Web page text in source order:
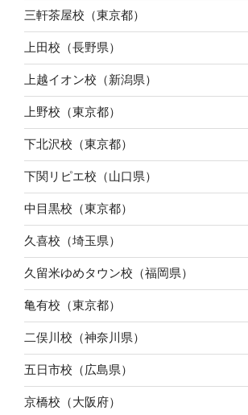
三軒茶屋校（東京都）
上田校（長野県）
上越イオン校（新潟県）
上野校（東京都）
下北沢校（東京都）
下関リピエ校（山口県）
中目黒校（東京都）
久喜校（埼玉県）
久留米ゆめタウン校（福岡県）
亀有校（東京都）
二俣川校（神奈川県）
五日市校（広島県）
京橋校（大阪府）